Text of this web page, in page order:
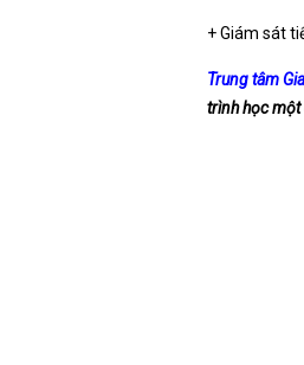
+ Giám sát
Trung tâm
trình học một